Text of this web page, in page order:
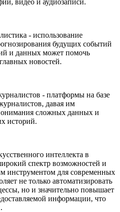
- использование
будущих событий
и данных может помочь
новостей.
- платформы на базе
давая им
сложных данных и
историй.
интеллекта в
спектр возможностей и
инструментом для современных
не только автоматизировать
но и значительно повышает
информации, что